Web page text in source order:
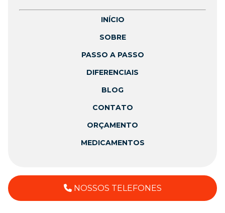
INÍCIO
SOBRE
PASSO A PASSO
DIFERENCIAIS
BLOG
CONTATO
ORÇAMENTO
MEDICAMENTOS
NOSSOS TELEFONES